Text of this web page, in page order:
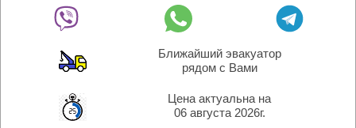
Ближайший эвакуатор
рядом с Вами
Цена актуальна на
06 августа 2026г.